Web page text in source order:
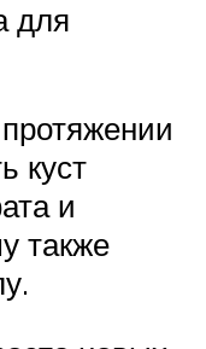
для
куст
и
также